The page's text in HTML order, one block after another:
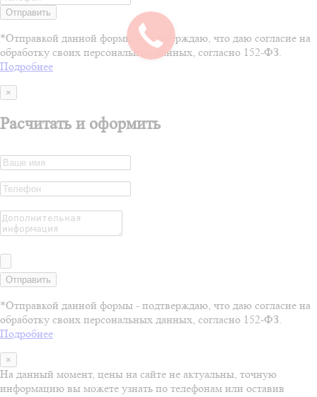
Отправить
*Отправкой данной формы - подтверждаю, что даю согласие на
обработку своих персональных данных, согласно 152-ФЗ.
Подробнее
×
Расчитать и оформить
Отправить
*Отправкой данной формы - подтверждаю, что даю согласие на
обработку своих персональных данных, согласно 152-ФЗ.
Подробнее
×
На данный момент, цены на сайте не актуальны, точную
информацию вы можете узнать по телефонам или оставив